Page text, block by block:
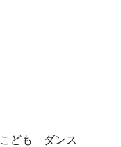
こども ダンス